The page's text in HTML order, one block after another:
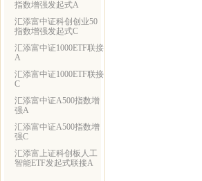
指数增强发起式A
汇添富中证科创创业50
指数增强发起式C
汇添富中证1000ETF联接
A
汇添富中证1000ETF联接
C
汇添富中证A500指数增
强A
汇添富中证A500指数增
强C
汇添富上证科创板人工
智能ETF发起式联接A